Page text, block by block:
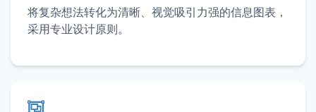
将复杂想法转化为清晰、视觉吸引力强的信息图表，
采用专业设计原则。